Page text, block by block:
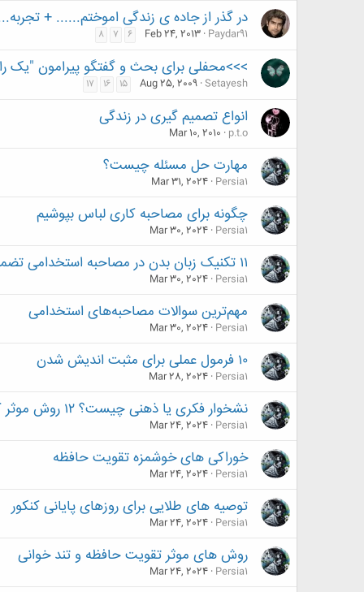
در گذر از جاده ی زندگی اموختم...... +
Paydar91
Feb 24, 2013
6
7
8
>>>محفلی برای بحث و گفتگو پیرامون "یک
Setayesh
Aug 25, 2009
15
16
17
انواع تصمیم گیری در زندگی
p.t.o
Mar 10, 2010
مهارت حل مسئله چیست؟
Persia1
Mar 31, 2024
چگونه برای مصاحبه کاری لباس بپوشیم
Persia1
Mar 30, 2024
۱۱ تکنیک‌ زبان بدن در مصاحبه استخدامی تضمین قبولی در مصاحبه
Persia1
Mar 30, 2024
مهم‌ترین سوالات مصاحبه‌های استخدامی
Persia1
Mar 30, 2024
۱۰ فرمول عملی برای مثبت اندیش شدن
Persia1
Mar 28, 2024
نشخوار فکری یا ذهنی چیست؟ ۱۲ روش موثر کنترل و درمان نشخوار فکری
Persia1
Mar 24, 2024
خوراکی های خوشمزه تقویت حافظه
Persia1
Mar 24, 2024
توصیه‌ های طلایی برای روزهای پایانی کنکور
Persia1
Mar 24, 2024
روش های موثر تقویت حافظه و تند خوانی
Persia1
Mar 24, 2024